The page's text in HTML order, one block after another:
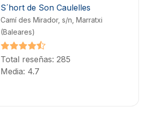
S´hort de Son Caulelles
Camí des Mirador, s/n, Marratxi
(Baleares)
Total reseñas: 285
Media: 4.7